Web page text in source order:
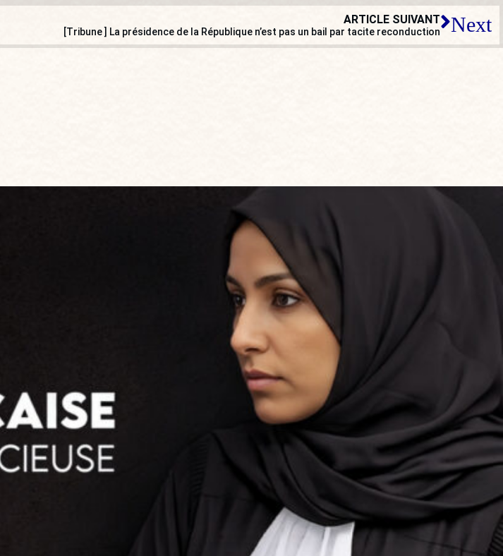
ARTICLE SUIVANT
[Tribune ] La présidence de la République n’est pas un bail par tacite reconduction Next